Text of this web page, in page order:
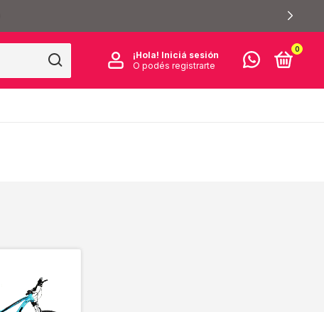
¡Hola! Iniciá sesión
O podés registrarte
0